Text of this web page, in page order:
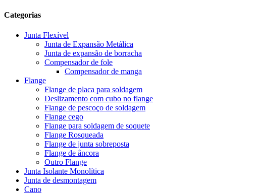
Categorias
Junta Flexível
Junta de Expansão Metálica
Junta de expansão de borracha
Compensador de fole
Compensador de manga
Flange
Flange de placa para soldagem
Deslizamento com cubo no flange
Flange de pescoço de soldagem
Flange cego
Flange para soldagem de soquete
Flange Rosqueada
Flange de junta sobreposta
Flange de âncora
Outro Flange
Junta Isolante Monolítica
Junta de desmontagem
Cano